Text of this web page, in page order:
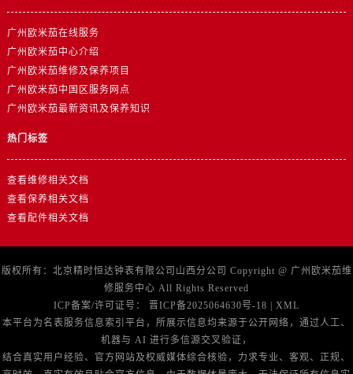
广州欧米茄在线服务
广州欧米茄中心介绍
广州欧米茄维修及保养项目
广州欧米茄中国区服务网点
广州欧米茄最新资讯及保养知识
热门标签
查看维修相关文档
查看保养相关文档
查看配件相关文档
版权所有：北京精时恒达钟表有限公司山西分公司 Copyright @ 广州欧米茄维
修服务中心 All Rights Reserved
ICP备案/许可证号： 晋ICP备2025064630号-18 | XML
本平台为名表服务信息索引平台，所展示信息均来源于公开网络，通过人工、
机器与 AI 进行多信源交叉验证，
结合真实用户经验、官方网站及权威媒体综合核验，力求专业、客观、正规、